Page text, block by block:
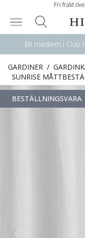
Fri frakt
Bli medlem i Club
GARDINER /
SUNRISE
BESTÄLLNINGSVARA